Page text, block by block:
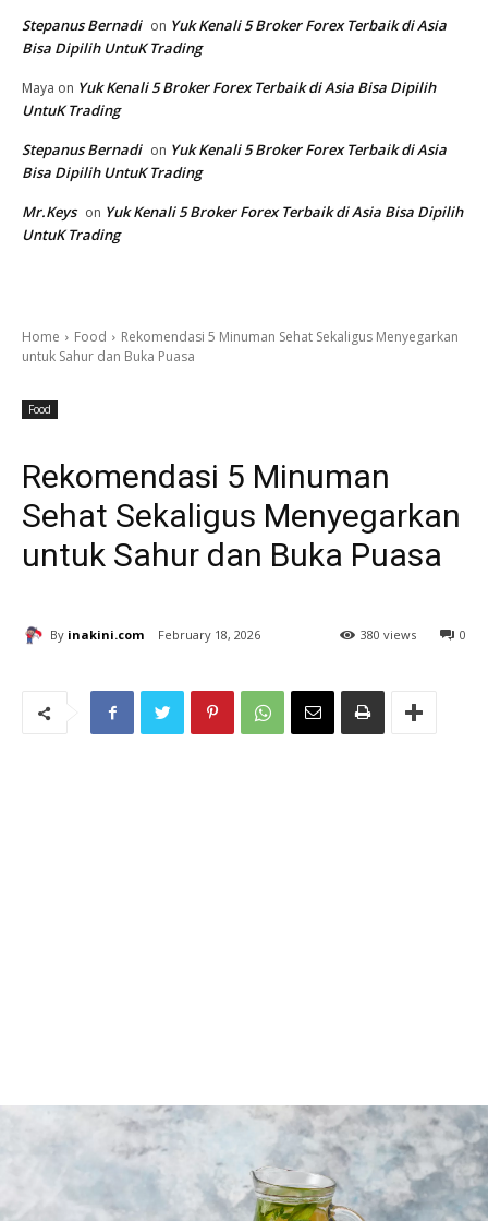
Stepanus Bernadi on Yuk Kenali 5 Broker Forex Terbaik di Asia
Bisa Dipilih UntuK Trading
Maya on Yuk Kenali 5 Broker Forex Terbaik di Asia Bisa Dipilih
UntuK Trading
Stepanus Bernadi on Yuk Kenali 5 Broker Forex Terbaik di Asia
Bisa Dipilih UntuK Trading
Mr.Keys on Yuk Kenali 5 Broker Forex Terbaik di Asia Bisa Dipilih
UntuK Trading